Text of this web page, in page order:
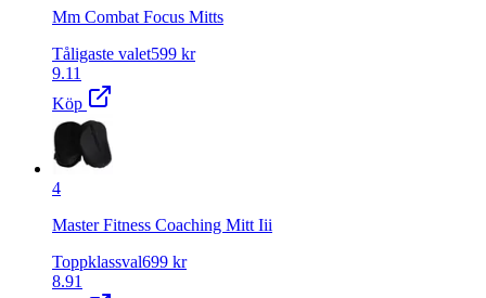
Mm Combat Focus Mitts
Tåligaste valet599 kr
9.11
Köp
4
Master Fitness Coaching Mitt Iii
Toppklassval699 kr
8.91